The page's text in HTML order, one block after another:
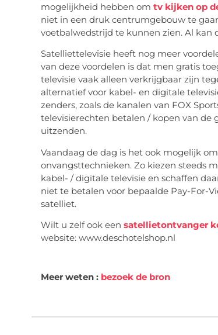
mogelijkheid hebben om tv kijken op
niet in een druk centrumgebouw te
voetbalwedstrijd te kunnen zien. Al kan
Satelliettelevisie heeft nog meer
van deze voordelen is dat men gratis
televisie vaak alleen verkrijgbaar zijn
alternatief voor kabel- en digitale
zenders, zoals de kanalen van FOX
televisierechten betalen / kopen van
uitzenden.
Vaandaag de dag is het ook mogelijk
onvangsttechnieken. Zo kiezen steeds
kabel- / digitale televisie en schaffen
niet te betalen voor bepaalde Pay-For-
satelliet.
Wilt u zelf ook een satellietontvanger
website: www.deschotelshop.nl
Meer weten : bezoek de bron